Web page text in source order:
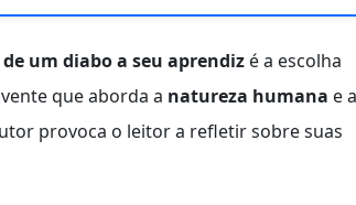
um diabo a seu aprendiz é a escolha
que aborda a natureza humana e
provoca o leitor a refletir sobre suas